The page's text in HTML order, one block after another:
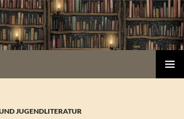
JUGENDLITERATUR